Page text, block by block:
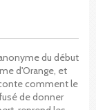
du début
d'Orange, et
comment le
de donner